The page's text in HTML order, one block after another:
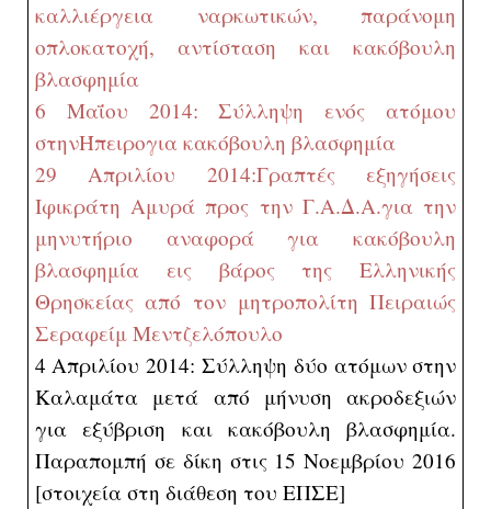
καλλιέργεια ναρκωτικών, παράνομη
οπλοκατοχή, αντίσταση και κακόβουλη
βλασφημία
6 Μαΐου 2014: Σύλληψη ενός ατόμου
στηνΉπειρογια κακόβουλη βλασφημία
29 Απριλίου 2014:Γραπτές εξηγήσεις
Ιφικράτη Αμυρά προς την Γ.Α.Δ.Α.για την
μηνυτήριο αναφορά για κακόβουλη
βλασφημία εις βάρος της Ελληνικής
Θρησκείας από τον μητροπολίτη Πειραιώς
Σεραφείμ Μεντζελόπουλο
4 Απριλίου 2014: Σύλληψη δύο ατόμων στην
Καλαμάτα μετά από μήνυση ακροδεξιών
για εξύβριση και κακόβουλη βλασφημία.
Παραπομπή σε δίκη στις 15 Νοεμβρίου 2016
[στοιχεία στη διάθεση του ΕΠΣΕ]